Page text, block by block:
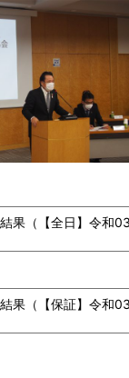
果（【全日】令和
果（【保証】令和